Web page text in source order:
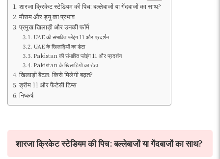
शारजा क्रिकेट स्टेडियम की पिच: बल्लेबाजों या गेंदबाजों का साथ?
मौसम और ड्यू का प्रभाव
प्रमुख खिलाड़ी और उनकी फॉर्म
UAE की संभावित प्लेइंग 11 और प्रदर्शन
UAE के खिलाड़ियों का डेटा
Pakistan की संभावित प्लेइंग 11 और प्रदर्शन
Pakistan के खिलाड़ियों का डेटा
खिलाड़ी बैटल: किसे मिलेगी बढ़त?
ड्रीम 11 और फैंटेसी टिप्स
निष्कर्ष
शारजा क्रिकेट स्टेडियम की पिच: बल्लेबाजों या गेंदबाजों का साथ?